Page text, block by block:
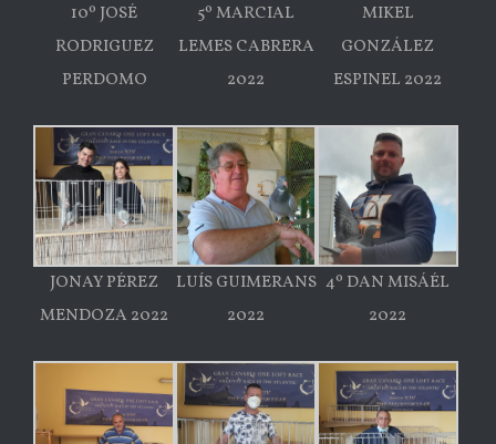
10º JOSÉ
RODRIGUEZ
PERDOMO
5º MARCIAL
LEMES CABRERA
2022
MIKEL
GONZÁLEZ
ESPINEL 2022
JONAY PÉREZ
MENDOZA 2022
LUÍS GUIMERANS
2022
4º DAN MISÁÉL
2022